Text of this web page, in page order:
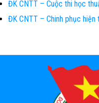
ĐK CNTT – Cuộc thi học
ĐK CNTT – Chinh phục